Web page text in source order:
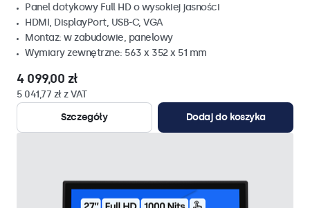
Panel dotykowy Full HD o wysokiej jasności
HDMI, DisplayPort, USB-C, VGA
Montaz: w zabudowie, panelowy
Wymiary zewnętrzne: 563 x 352 x 51 mm
4 099,00 zł
5 041,77 zł z VAT
Szczegóły
Dodaj do koszyka